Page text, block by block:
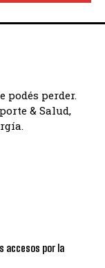
podés perder.
& Salud,
accesos por la